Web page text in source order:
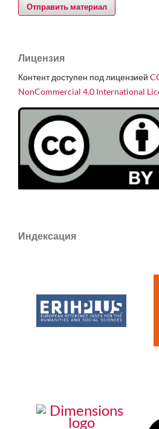
Отправить материал
Лицензия
Контент доступен под лицензией
NonCommercial 4.0 International
Индексация